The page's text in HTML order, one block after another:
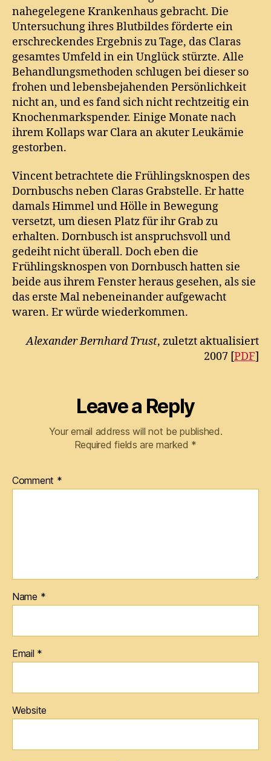
nahegelegene Krankenhaus gebracht. Die
Untersuchung ihres Blutbildes förderte ein
erschreckendes Ergebnis zu Tage, das Claras
gesamtes Umfeld in ein Unglück stürzte. Alle
Behandlungsmethoden schlugen bei dieser so
frohen und lebensbejahenden Persönlichkeit
nicht an, und es fand sich nicht rechtzeitig ein
Knochenmarkspender. Einige Monate nach
ihrem Kollaps war Clara an akuter Leukämie
gestorben.
Vincent betrachtete die Frühlingsknospen des
Dornbuschs neben Claras Grabstelle. Er hatte
damals Himmel und Hölle in Bewegung
versetzt, um diesen Platz für ihr Grab zu
erhalten. Dornbusch ist anspruchsvoll und
gedeiht nicht überall. Doch eben die
Frühlingsknospen von Dornbusch hatten sie
beide aus ihrem Fenster heraus gesehen, als sie
das erste Mal nebeneinander aufgewacht
waren. Er würde wiederkommen.
Alexander Bernhard Trust, zuletzt aktualisiert
2007 [PDF]
Leave a Reply
Your email address will not be published.
Required fields are marked *
Comment *
Name *
Email *
Website